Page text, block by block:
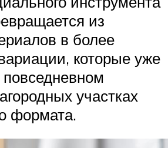
из
в более
которые уже
повседневном
участках
формата.